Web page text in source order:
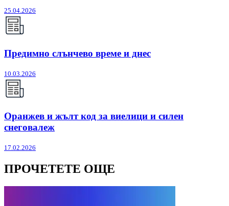
25.04.2026
Предимно слънчево време и днес
10.03.2026
Оранжев и жълт код за виелици и силен
снеговалеж
17.02.2026
ПРОЧЕТЕТЕ ОЩЕ